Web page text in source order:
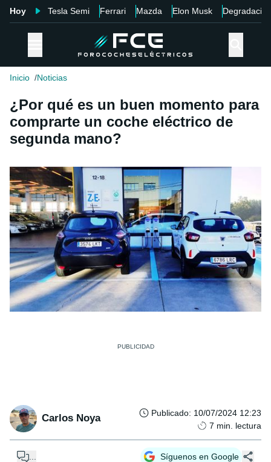
Hoy Tesla Semi Ferrari Mazda Elon Musk Degradación
Inicio Noticias
¿Por qué es un buen momento para
comprarte un coche eléctrico de
segunda mano?
Carlos Noya Publicado: 10/07/2024 12:23
7 min. lectura
Síguenos en Google